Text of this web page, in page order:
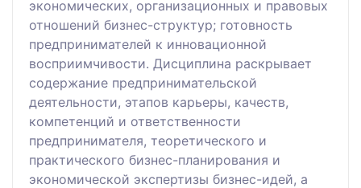
экономических, организационных и правовых
отношений бизнес-структур; готовность
предпринимателей к инновационной
восприимчивости. Дисциплина раскрывает
содержание предпринимательской
деятельности, этапов карьеры, качеств,
компетенций и ответственности
предпринимателя, теоретического и
практического бизнес-планирования и
экономической экспертизы бизнес-идей, а